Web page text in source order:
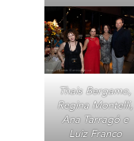
Thais Bergamo,
Regina Montelli,
Ana Tarragó e
Luiz Franco